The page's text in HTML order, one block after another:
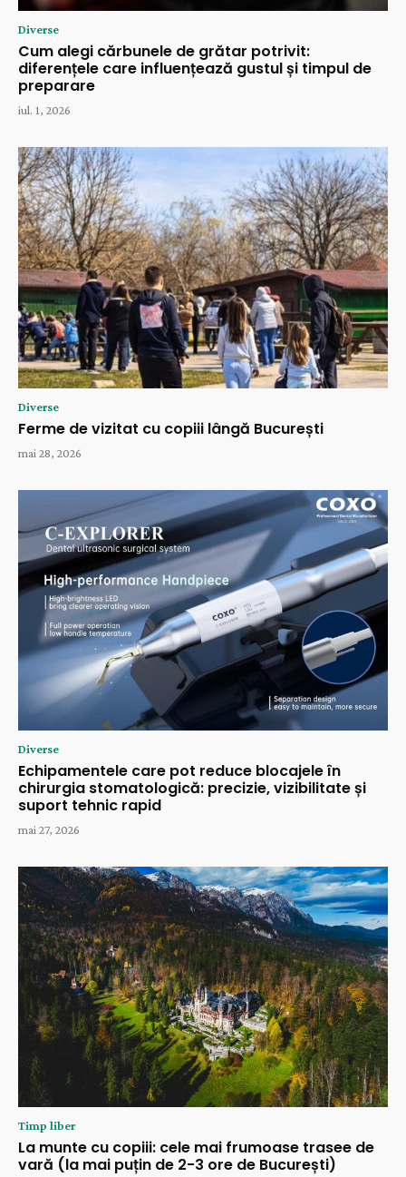
Diverse
Cum alegi cărbunele de grătar potrivit:
diferențele care influențează gustul și timpul de
preparare
iul. 1, 2026
Diverse
Ferme de vizitat cu copiii lângă București
mai 28, 2026
Diverse
Echipamentele care pot reduce blocajele în
chirurgia stomatologică: precizie, vizibilitate și
suport tehnic rapid
mai 27, 2026
Timp liber
La munte cu copiii: cele mai frumoase trasee de
vară (la mai puțin de 2-3 ore de București)